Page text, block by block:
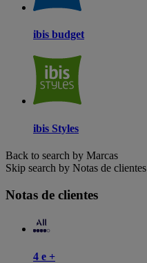
ibis budget
ibis Styles
Back to search by Marcas
Skip search by Notas de clientes
Notas de clientes
4 e +